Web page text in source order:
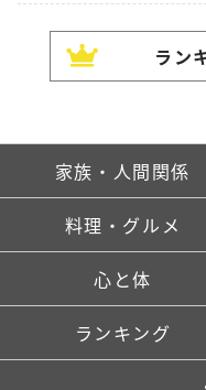
ラン
家族・人間関係
料理・グルメ
心と体
ランキング